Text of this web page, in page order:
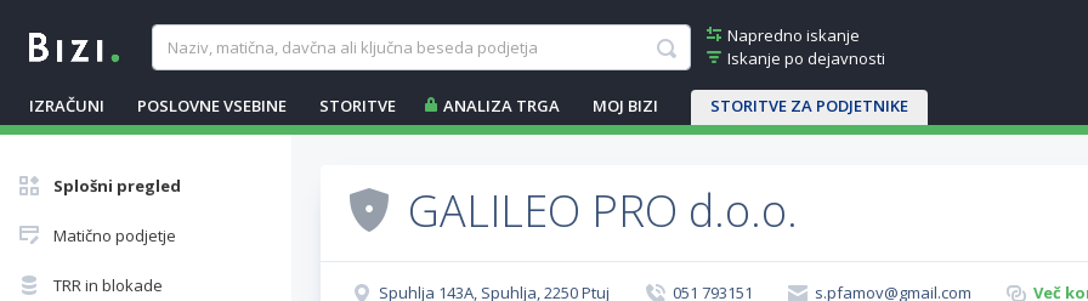
Napredno iskanje
Iskanje po dejavnosti
IZRAČUNI POSLOVNE VSEBINE STORITVE ANALIZA TRGA MOJ BIZI STORITVE ZA PODJETNIKE
Splošni pregled
Matično podjetje
TRR in blokade
GALILEO PRO d.o.o.
Spuhlja 143A, Spuhlja, 2250 Ptuj 051 793151 s.pfamov@gmail.com Več